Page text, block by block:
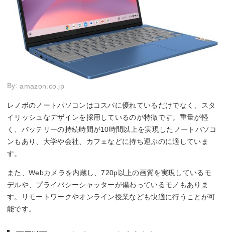
By:amazon.co.jp
レノボのノートパソコンはコスパに優れているだけでなく、スタ
イリッシュなデザインを採用しているのが特徴です。重量が軽
く、バッテリーの持続時間が10時間以上を実現したノートパソコ
ンもあり、大学や会社、カフェなどに持ち運ぶのに適していま
す。
また、Webカメラを内蔵し、720p以上の画質を実現しているモ
デルや、プライバシーシャッターが備わっているモノもありま
す。リモートワークやオンライン授業なども快適に行うことが可
能です。